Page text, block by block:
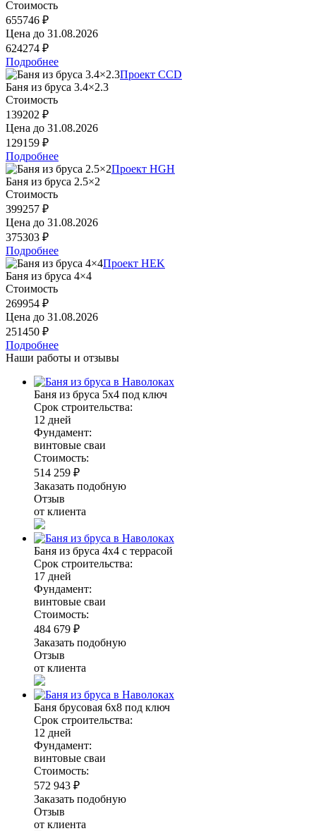
Стоимость
655746 ₽
Цена до 31.08.2026
624274 ₽
Подробнее
Проект CCD
Баня из бруса 3.4×2.3
Стоимость
139202 ₽
Цена до 31.08.2026
129159 ₽
Подробнее
Проект HGH
Баня из бруса 2.5×2
Стоимость
399257 ₽
Цена до 31.08.2026
375303 ₽
Подробнее
Проект HEK
Баня из бруса 4×4
Стоимость
269954 ₽
Цена до 31.08.2026
251450 ₽
Подробнее
Наши работы и отзывы
Баня из бруса 5х4 под ключ
Срок строительства:
12 дней
Фундамент:
винтовые сваи
Стоимость:
514 259 ₽
Заказать подобную
Отзыв
от клиента
Баня из бруса 4х4 с террасой
Срок строительства:
17 дней
Фундамент:
винтовые сваи
Стоимость:
484 679 ₽
Заказать подобную
Отзыв
от клиента
Баня брусовая 6х8 под ключ
Срок строительства:
12 дней
Фундамент:
винтовые сваи
Стоимость:
572 943 ₽
Заказать подобную
Отзыв
от клиента